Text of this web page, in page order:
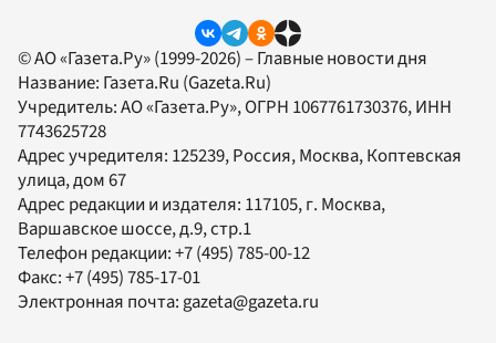
© АО «Газета.Ру» (1999-2026) – Главные новости дня
Название: Газета.Ru (Gazeta.Ru)
Учредитель:АО «Газета.Ру», ОГРН 1067761730376, ИНН
7743625728
Адрес учредителя: 125239, Россия, Москва, Коптевская
улица, дом 67
Адрес редакции и издателя: 117105, г. Москва,
Варшавское шоссе, д.9, стр.1
Телефон редакции:+7 (495) 785-00-12
Факс:+7 (495) 785-17-01
Электронная почта: gazeta@gazeta.ru